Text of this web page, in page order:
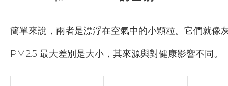
簡單來說，兩者是漂浮在空氣中的小顆粒。它們就
PM2.5 最大差別是大小，其來源與對健康影響不同。